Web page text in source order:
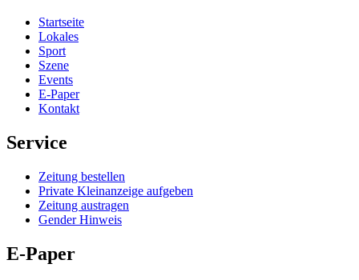
Startseite
Lokales
Sport
Szene
Events
E-Paper
Kontakt
Service
Zeitung bestellen
Private Kleinanzeige aufgeben
Zeitung austragen
Gender Hinweis
E-Paper